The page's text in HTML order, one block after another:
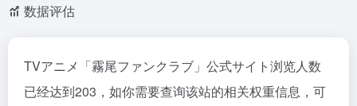
数据评估
TVアニメ「霧尾ファンクラブ」公式サイト浏览人数
已经达到203，如你需要查询该站的相关权重信息，可